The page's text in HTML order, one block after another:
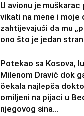
U avionu je
vikati na mene i moje
zahtijevajući da mu
ono što je jedan
Potekao sa Kosova,
Milenom Dravić dok
čekala najlepša
omiljeni na pijaci u
njegovog sina...